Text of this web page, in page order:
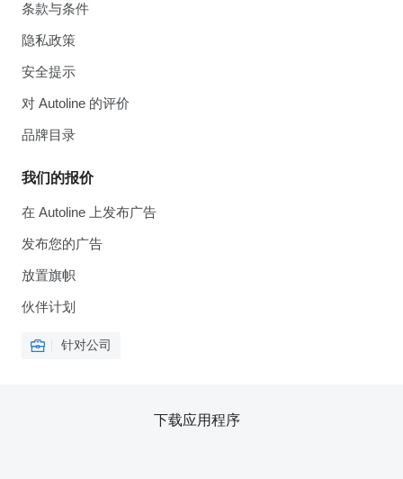
条款与条件
隐私政策
安全提示
对 Autoline 的评价
品牌目录
我们的报价
在 Autoline 上发布广告
发布您的广告
放置旗帜
伙伴计划
针对公司
下载应用程序